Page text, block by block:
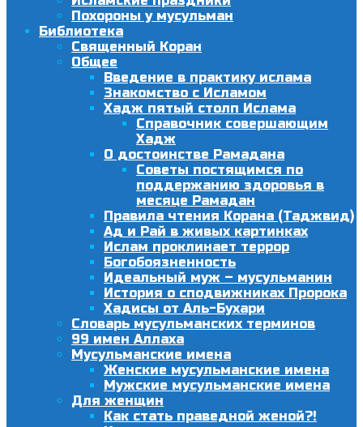
Похороны у мусульман
Библиотека
Священный Коран
Общее
Введение в практику ислама
Знакомство с Исламом
Хадж пятый столп Ислама
Справочник совершающим
Хадж
О достоинстве Рамадана
Советы постящимся по
поддержанию здоровья в
месяце Рамадан
Правила чтения Корана (Таджвид)
Ад и Рай в живых картинках
Ислам проклинает террор
Богобоязненность
Идеальный муж – мусульманин
История о сподвижниках Пророка
Хадисы от Аль-Бухари
Словарь мусульманских терминов
99 имен Аллаха
Мусульманские имена
Женские мусульманские имена
Мужские мусульманские имена
Для женщин
Как стать праведной женой?!